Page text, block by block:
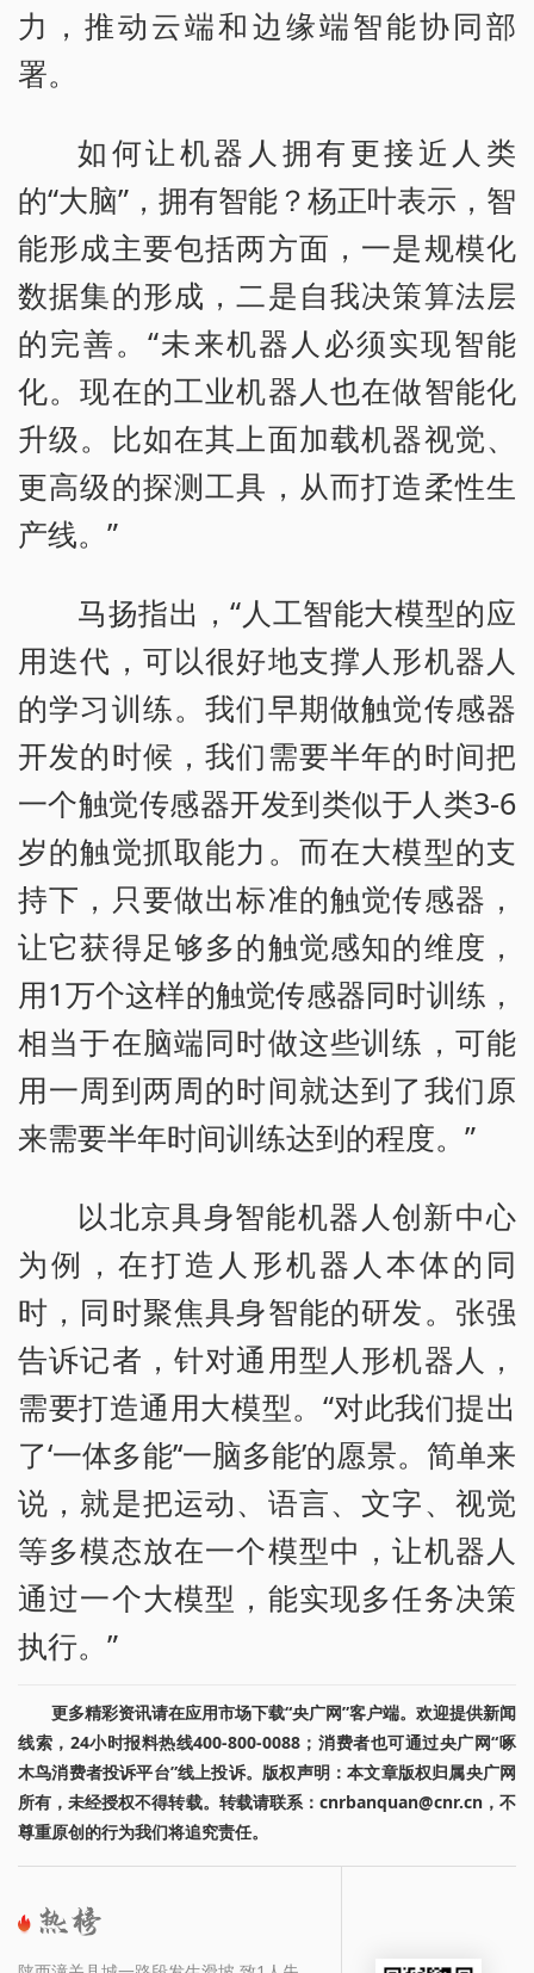
力，推动云端和边缘端智能协同部
署。
如何让机器人拥有更接近人类
的“大脑”，拥有智能？杨正叶表示，智
能形成主要包括两方面，一是规模化
数据集的形成，二是自我决策算法层
的完善。“未来机器人必须实现智能
化。现在的工业机器人也在做智能化
升级。比如在其上面加载机器视觉、
更高级的探测工具，从而打造柔性生
产线。”
马扬指出，“人工智能大模型的应
用迭代，可以很好地支撑人形机器人
的学习训练。我们早期做触觉传感器
开发的时候，我们需要半年的时间把
一个触觉传感器开发到类似于人类3-6
岁的触觉抓取能力。而在大模型的支
持下，只要做出标准的触觉传感器，
让它获得足够多的触觉感知的维度，
用1万个这样的触觉传感器同时训练，
相当于在脑端同时做这些训练，可能
用一周到两周的时间就达到了我们原
来需要半年时间训练达到的程度。”
以北京具身智能机器人创新中心
为例，在打造人形机器人本体的同
时，同时聚焦具身智能的研发。张强
告诉记者，针对通用型人形机器人，
需要打造通用大模型。“对此我们提出
了‘一体多能’‘一脑多能’的愿景。简单来
说，就是把运动、语言、文字、视觉
等多模态放在一个模型中，让机器人
通过一个大模型，能实现多任务决策
执行。”
更多精彩资讯请在应用市场下载“央广网”客户端。欢迎提供新闻
线索，24小时报料热线400-800-0088；消费者也可通过央广网“啄
木鸟消费者投诉平台”线上投诉。版权声明：本文章版权归属央广网
所有，未经授权不得转载。转载请联系：cnrbanquan@cnr.cn，不
尊重原创的行为我们将追究责任。